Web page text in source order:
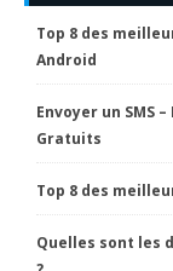
Top 8 des
Android
Envoyer un SMS
Gratuits
Top 8 des
Quelles sont les